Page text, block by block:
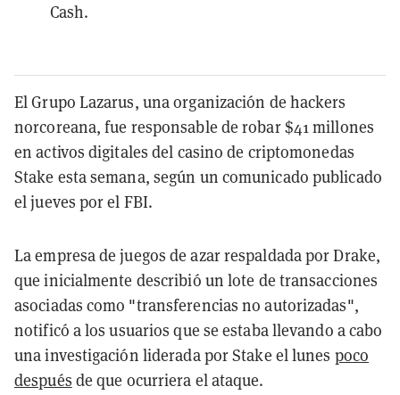
Cash.
El Grupo Lazarus, una organización de hackers
norcoreana, fue responsable de robar $41 millones
en activos digitales del casino de criptomonedas
Stake esta semana, según un comunicado publicado
el jueves por el FBI.
La empresa de juegos de azar respaldada por Drake,
que inicialmente describió un lote de transacciones
asociadas como "transferencias no autorizadas",
notificó a los usuarios que se estaba llevando a cabo
una investigación liderada por Stake el lunes poco
después de que ocurriera el ataque.